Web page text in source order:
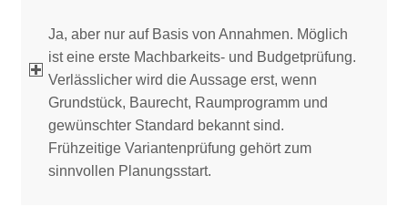
Ja, aber nur auf Basis von Annahmen. Möglich
ist eine erste Machbarkeits- und Budgetprüfung.
Verlässlicher wird die Aussage erst, wenn
Grundstück, Baurecht, Raumprogramm und
gewünschter Standard bekannt sind.
Frühzeitige Variantenprüfung gehört zum
sinnvollen Planungsstart.